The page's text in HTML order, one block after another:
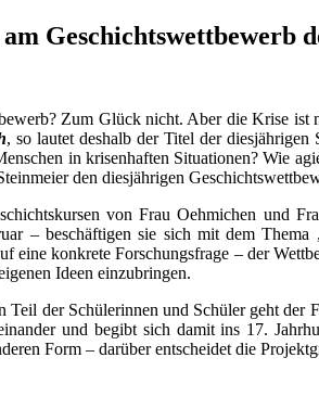
Geschichtswettbewerb
Zum Glück nicht. Aber die Krise
, so lautet deshalb der Titel der
in krisenhaften Situationen? Wie
den diesjährigen
von Frau Oehmichen und
– beschäftigen sie sich mit dem
eine konkrete Forschungsfrage – der
Ideen einzubringen.
der Schülerinnen und Schüler geht der
und begibt sich damit ins 17.
Form – darüber entscheidet die